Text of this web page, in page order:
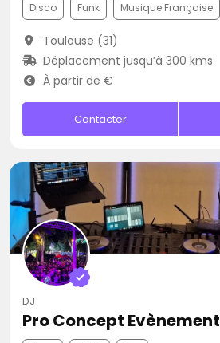
Disco Funk Musique Française
Toulouse (31)
Déplacement jusqu’à 300 kms
À partir de €
Contacter
DJ
Pro Concept Evènement